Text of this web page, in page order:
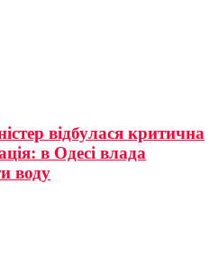
відбулася критична
в Одесі влада
воду